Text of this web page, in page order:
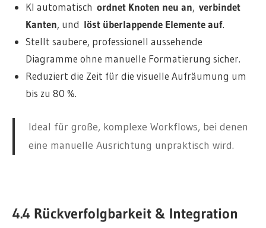
KI automatisch ordnet Knoten neu an, verbindet
Kanten, und löst überlappende Elemente auf.
Stellt saubere, professionell aussehende
Diagramme ohne manuelle Formatierung sicher.
Reduziert die Zeit für die visuelle Aufräumung um
bis zu 80 %.
Ideal für große, komplexe Workflows, bei denen
eine manuelle Ausrichtung unpraktisch wird.
4.4 Rückverfolgbarkeit & Integration